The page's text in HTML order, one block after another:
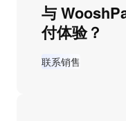
与
付体验？
联系销售